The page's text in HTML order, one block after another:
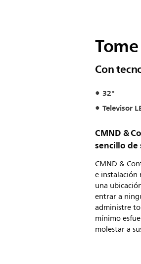
Con
32"
Televisor
CMND &
sencillo de
CMND &
e instalación
una
entrar a
administre
mínimo
molestar a